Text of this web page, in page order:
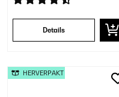
Details
HERVERPAKT